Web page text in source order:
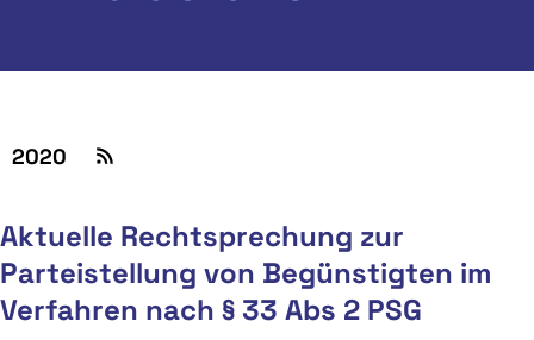
2020
Aktuelle Rechtsprechung zur
Parteistellung von Begünstigten im
Verfahren nach § 33 Abs 2 PSG